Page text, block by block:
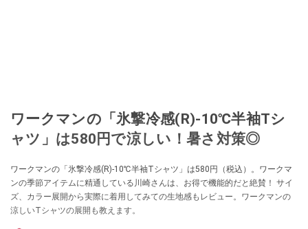
ワークマンの「氷撃冷感(R)-10℃半袖Tシ
ャツ」は580円で涼しい！暑さ対策◎
ワークマンの「氷撃冷感(R)-10℃半袖Tシャツ」は580円（税込）。ワークマ
ンの季節アイテムに精通している川崎さんは、お得で機能的だと絶賛！ サイ
ズ、カラー展開から実際に着用してみての生地感もレビュー。ワークマンの
涼しいTシャツの展開も教えます。